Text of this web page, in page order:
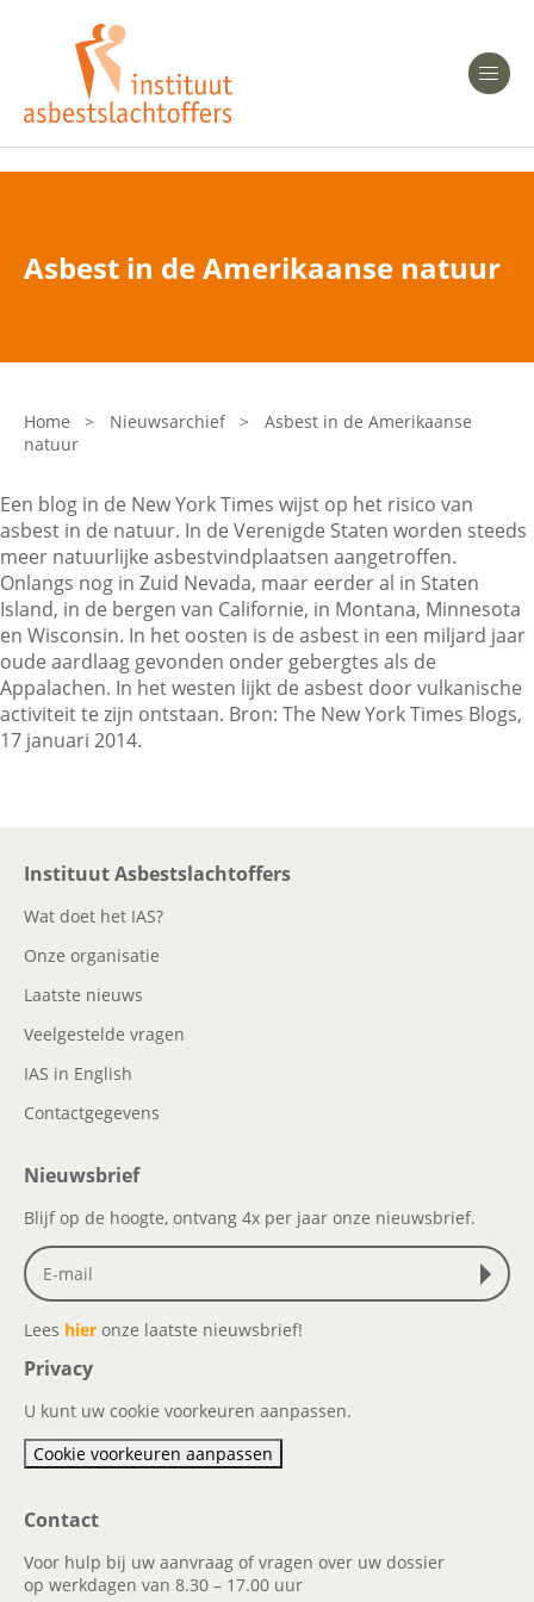
Heeft u Mesothelioom?
Heeft u Asbestose?
Bent u arts?
Asbest en Gezondheid
Laatste nieuws
Onze organisatie
Veelgestelde vragen
Contactgegevens
Zoeken
Asbest in de Amerikaanse natuur
Home > Nieuwsarchief >
Asbest in de Amerikaanse
natuur
Een blog in de New York Times wijst op het risico van
asbest in de natuur. In de Verenigde Staten worden steeds
meer natuurlijke asbestvindplaatsen aangetroffen.
Onlangs nog in Zuid Nevada, maar eerder al in Staten
Island, in de bergen van Californie, in Montana, Minnesota
en Wisconsin. In het oosten is de asbest in een miljard jaar
oude aardlaag gevonden onder gebergtes als de
Appalachen. In het westen lijkt de asbest door vulkanische
activiteit te zijn ontstaan. Bron: The New York Times Blogs,
17 januari 2014.
Instituut Asbestslachtoffers
Wat doet het IAS?
Onze organisatie
Laatste nieuws
Veelgestelde vragen
IAS in English
Contactgegevens
Nieuwsbrief
Blijf op de hoogte, ontvang 4x per jaar onze nieuwsbrief.
Lees hier onze laatste nieuwsbrief!
Privacy
U kunt uw cookie voorkeuren aanpassen.
Cookie voorkeuren aanpassen
Contact
Voor hulp bij uw aanvraag of vragen over uw dossier
op werkdagen van 8.30 – 17.00 uur